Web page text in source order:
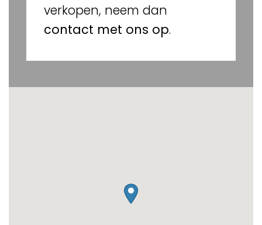
verkopen, neem dan
contact met ons op.